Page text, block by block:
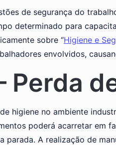
de segurança do
determinado para
sobre “Higiene e
envolvidos,
Perda
higiene no ambiente
poderá acarretar em
parada. A realização de